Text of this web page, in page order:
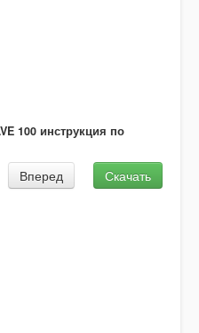
100 инструкция по
Вперед
Скачать